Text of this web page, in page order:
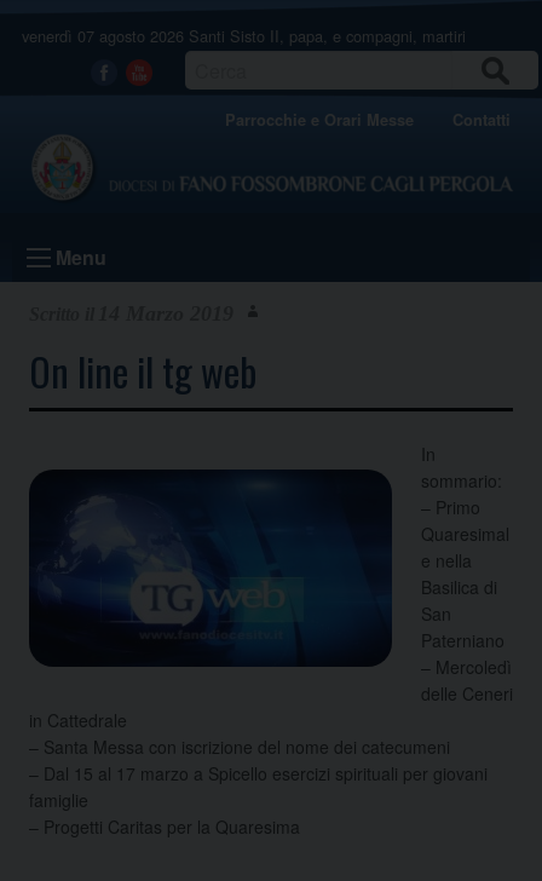
venerdì 07 agosto 2026 Santi Sisto II, papa, e compagni, martiri
Facebook
Youtube
Parrocchie e Orari Messe Contatti
Menu
On line il tg web
In
sommario:
– Primo
Quaresimal
e nella
Basilica di
San
Paterniano
– Mercoledì
delle Ceneri
in Cattedrale
– Santa Messa con iscrizione del nome dei catecumeni
– Dal 15 al 17 marzo a Spicello esercizi spirituali per giovani
famiglie
– Progetti Caritas per la Quaresima